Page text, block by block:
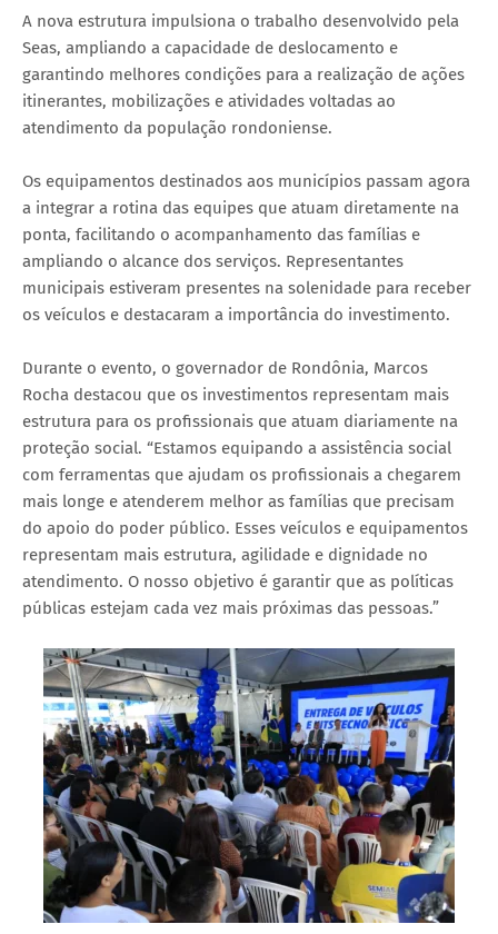
A nova estrutura impulsiona o trabalho desenvolvido pela
Seas, ampliando a capacidade de deslocamento e
garantindo melhores condições para a realização de ações
itinerantes, mobilizações e atividades voltadas ao
atendimento da população rondoniense.
Os equipamentos destinados aos municípios passam agora
a integrar a rotina das equipes que atuam diretamente na
ponta, facilitando o acompanhamento das famílias e
ampliando o alcance dos serviços. Representantes
municipais estiveram presentes na solenidade para receber
os veículos e destacaram a importância do investimento.
Durante o evento, o governador de Rondônia, Marcos
Rocha destacou que os investimentos representam mais
estrutura para os profissionais que atuam diariamente na
proteção social. “Estamos equipando a assistência social
com ferramentas que ajudam os profissionais a chegarem
mais longe e atenderem melhor as famílias que precisam
do apoio do poder público. Esses veículos e equipamentos
representam mais estrutura, agilidade e dignidade no
atendimento. O nosso objetivo é garantir que as políticas
públicas estejam cada vez mais próximas das pessoas.”